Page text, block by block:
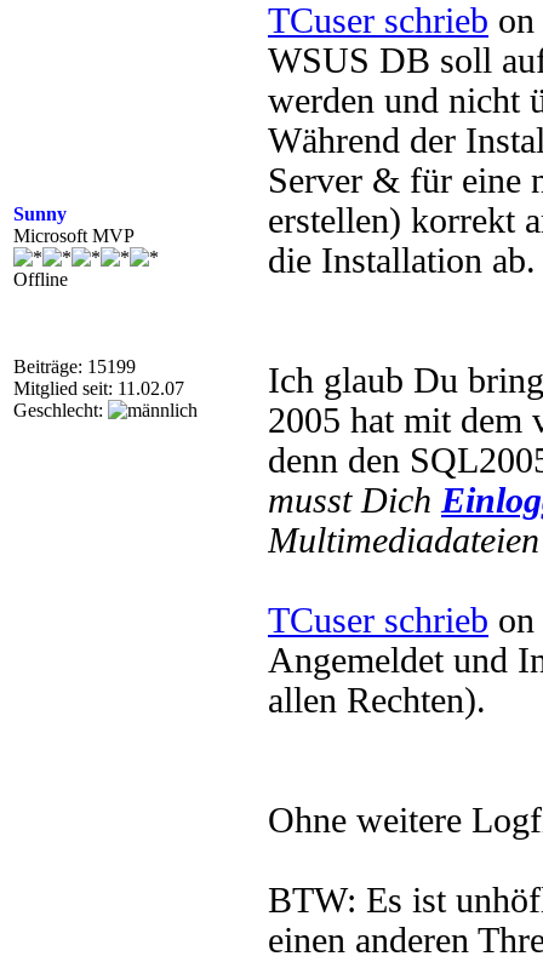
Sunny
Microsoft MVP
Offline
Beiträge: 15199
Mitglied seit: 11.02.07
Geschlecht:
TCuser schrieb
WSUS DB soll
werden und nicht
Während der
Server & für eine
erstellen) korrekt
die Installation ab.
Ich glaub Du
2005 hat mit dem
denn den
musst Dich
TCuser schrieb
Angemeldet und
allen Rechten).
Ohne weitere
BTW: Es ist
einen anderen